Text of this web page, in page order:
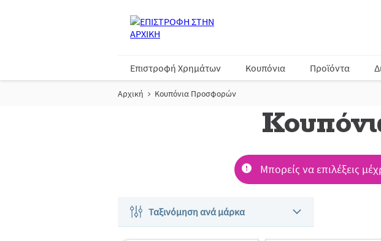
Επιστροφή Χρημάτων Κουπόνια Προϊόντα
Αρχική Κουπόνια Προσφορών
Μπορείς να επιλέξεις
Ταξινόμηση ανά μάρκα